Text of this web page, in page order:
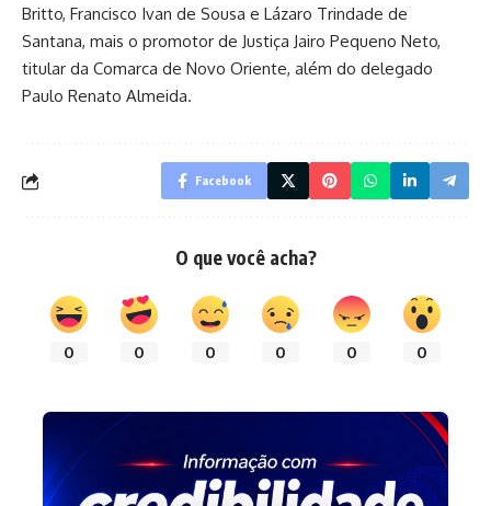
Britto, Francisco Ivan de Sousa e Lázaro Trindade de
Santana, mais o promotor de Justiça Jairo Pequeno Neto,
titular da Comarca de Novo Oriente, além do delegado
Paulo Renato Almeida.
Facebook
O que você acha?
0 0 0 0 0 0